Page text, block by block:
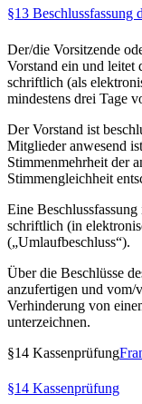
§13 Beschlussfassung
Der/die Vorsitzende
Vorstand ein und leitet
schriftlich (als
mindestens drei Tage
Der Vorstand ist
Mitglieder anwesend
Stimmenmehrheit der
Stimmengleichheit
Eine
schriftlich (in
(„Umlaufbeschluss“).
Über die Beschlüsse
anzufertigen und vom/
Verhinderung von
unterzeichnen.
§14 Kassenprüfung
§14 Kassenprüfung